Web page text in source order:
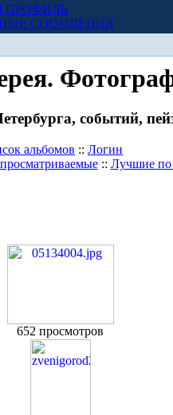
ПРОФИЛЬ
СООБЩЕНИЯ
событий,
альбомов :: Логин
:: Лучшие по
652 просмотров